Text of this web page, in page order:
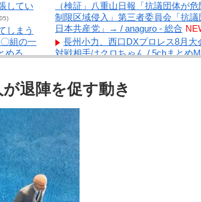
してい
しまう
組の一
める
ドイン
/ NEWま
た。知
い」 /
（検証」八重山日報「抗議団体が
制限区域侵入」第三者委員会「抗
日本共産党」→ / anaguro - 総合
長州小力、西口DXプロレス8月
対戦相手はクロちゃん / 5chまとめ
僚に激怒!!! / 5chまとめMAP(総合)
「やりますよ！」と返事だけは一
かない職場の無能、催促しても放
ると「申し訳ないからやる」と拒
引き受けるなよ・・・ / おまとめア
07:19)
【反ワクチン情報を信じる人の60
退陣を促す動き